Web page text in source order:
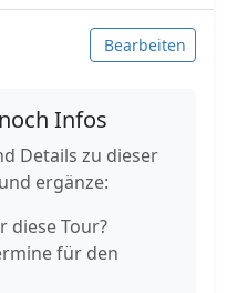
Bearbeiten
Infos
Details zu dieser
ergänze:
diese Tour?
für den